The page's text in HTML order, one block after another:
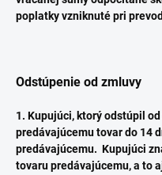
poplatky vzniknuté pri
Odstúpenie od zmluvy
1. Kupujúci, ktorý odstúpil
predávajúcemu tovar do 14
predávajúcemu. Kupujúci
tovaru predávajúcemu, a to